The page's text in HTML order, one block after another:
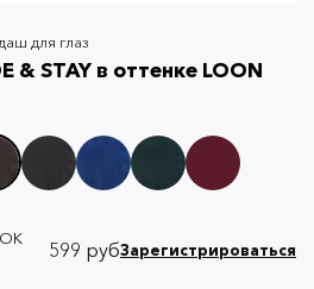
для глаз
& STAY в оттенке LOON
599 рубЗарегистрироваться